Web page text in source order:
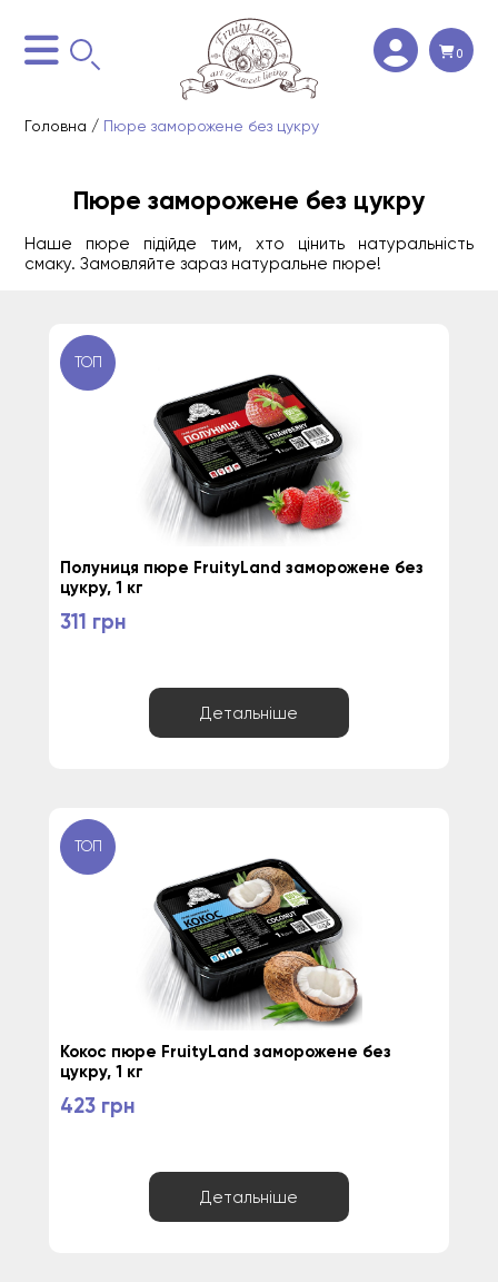
0
Головна / Пюре заморожене без цукру
Пюре заморожене без цукру
Наше пюре підійде тим, хто цінить натуральність
смаку. Замовляйте зараз натуральне пюре!
ТОП
Полуниця пюре FruityLand заморожене без
цукру, 1 кг
311 грн
Детальніше
ТОП
Кокос пюре FruityLand заморожене без
цукру, 1 кг
423 грн
Детальніше